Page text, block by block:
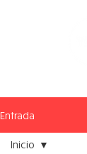
Entrada
Inicio